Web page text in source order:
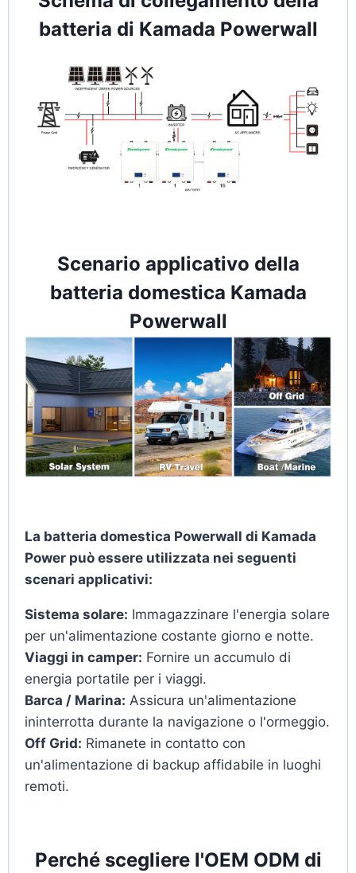
batteria di Kamada Powerwall
Scenario applicativo della
batteria domestica Kamada
Powerwall
La batteria domestica Powerwall di Kamada
Power può essere utilizzata nei seguenti
scenari applicativi:
Sistema solare: Immagazzinare l'energia solare
per un'alimentazione costante giorno e notte.
Viaggi in camper: Fornire un accumulo di
energia portatile per i viaggi.
Barca / Marina: Assicura un'alimentazione
ininterrotta durante la navigazione o l'ormeggio.
Off Grid: Rimanete in contatto con
un'alimentazione di backup affidabile in luoghi
remoti.
Perché scegliere l'OEM ODM di